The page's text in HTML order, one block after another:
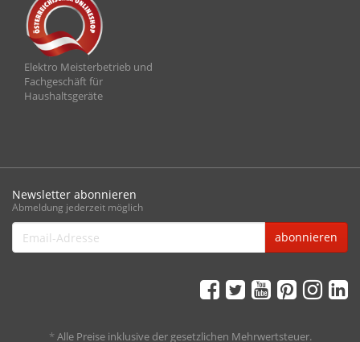
Elektro Meisterbetrieb und
Fachgeschäft für
Haushaltsgeräte
Newsletter abonnieren
Abmeldung jederzeit möglich
Email-
Adresse
abonnieren
*Alle Preise inklusive der gesetzlichen Mehrwertsteuer.